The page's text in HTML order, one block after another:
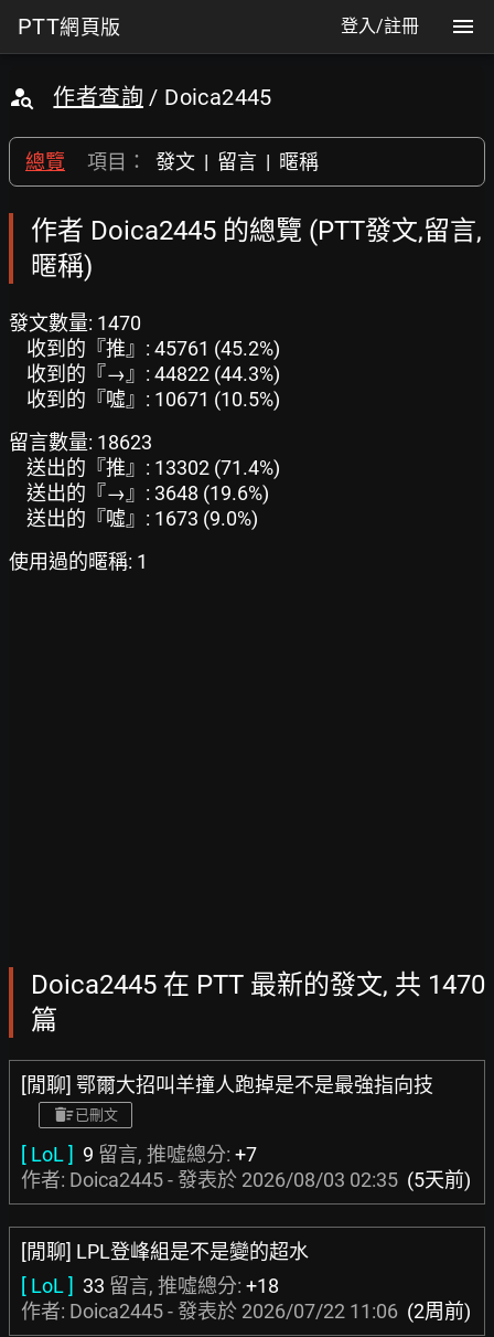
PTT網頁版 登入/註冊
作者查詢 / Doica2445
總覽 項目： 發文 | 留言 | 暱稱
作者 Doica2445 的總覽 (PTT發文,留言,
暱稱)
發文數量: 1470
收到的『推』: 45761 (45.2%)
收到的『→』: 44822 (44.3%)
收到的『噓』: 10671 (10.5%)
留言數量: 18623
送出的『推』: 13302 (71.4%)
送出的『→』: 3648 (19.6%)
送出的『噓』: 1673 (9.0%)
使用過的暱稱: 1
Doica2445 在 PTT 最新的發文, 共 1470
篇
[閒聊] 鄂爾大招叫羊撞人跑掉是不是最強指向技
已刪文
[ LoL ] 9 留言, 推噓總分: +7
作者: Doica2445 - 發表於 2026/08/03 02:35 (5天前)
[閒聊] LPL登峰組是不是變的超水
[ LoL ] 33 留言, 推噓總分: +18
作者: Doica2445 - 發表於 2026/07/22 11:06 (2周前)